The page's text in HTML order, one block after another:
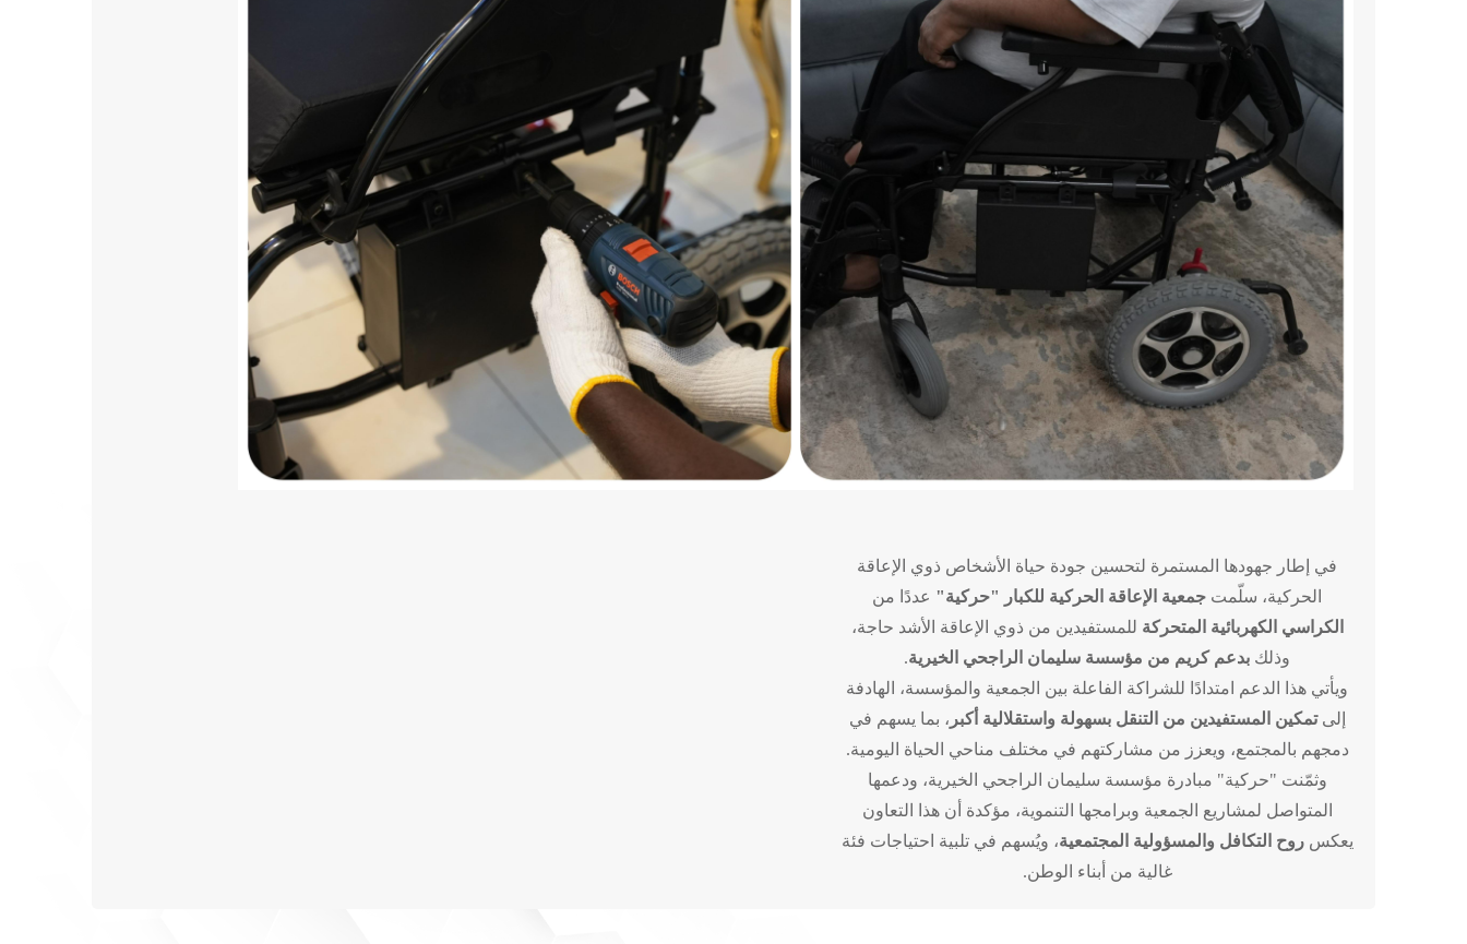
في إطار جهودها المستمرة لتحسين جودة حياة الأشخاص ذوي الإعاقة
الحركية، سلّمت جمعية الإعاقة الحركية للكبار "حركية" عددًا من
الكراسي الكهربائية المتحركة للمستفيدين من ذوي الإعاقة الأشد حاجة،
وذلك بدعم كريم من مؤسسة سليمان الراجحي الخيرية.
ويأتي هذا الدعم امتدادًا للشراكة الفاعلة بين الجمعية والمؤسسة، الهادفة
إلىتمكين المستفيدين من التنقل بسهولة واستقلالية أكبر ، بما يسهم في
دمجهم بالمجتمع، ويعزز من مشاركتهم في مختلف مناحي الحياة اليومية.
وثمّنت "حركية" مبادرة مؤسسة سليمان الراجحي الخيرية، ودعمها
المتواصل لمشاريع الجمعية وبرامجها التنموية، مؤكدة أن هذا التعاون
يعكسروح التكافل والمسؤولية المجتمعية، ويُسهم في تلبية احتياجات فئة
غالية من أبناء الوطن.